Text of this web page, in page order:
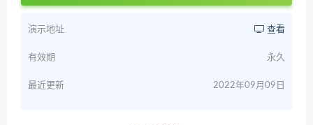
演示地址 查看
有效期 永久
最近更新 2022年09月09日